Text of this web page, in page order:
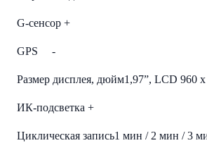
G-сенсор +
GPS -
Размер дисплея, дюйм1,97”, LCD 960
ИК-подсветка +
Циклическая запись1 мин / 2 мин / 3